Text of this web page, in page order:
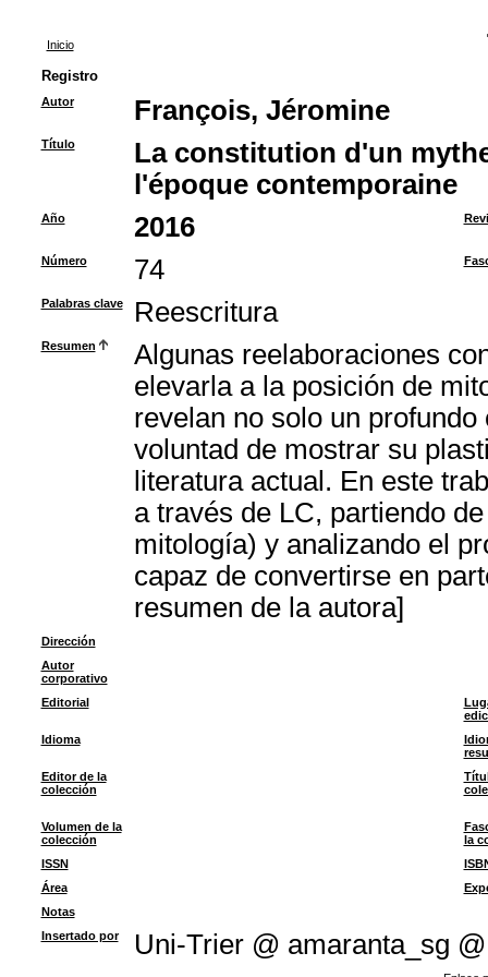
Inicio
Registro
Autor François, Jéromine
Título
La constitution d'un
l'époque contemporaine
Año 2016
Número 74
Palabras clave Reescritura
Resumen
Algunas reelaboraciones
elevarla a la posición de
revelan no solo un
voluntad de mostrar su
literatura actual. En este
a través de LC, partiendo
mitología) y analizando el
capaz de convertirse en
resumen de la autora]
Dirección
Autor
corporativo
Editorial
Idioma
Editor de la
colección
Volumen de la
colección
la
ISSN
Área
Notas
Insertado por
Uni-Trier @ amaranta_sg @